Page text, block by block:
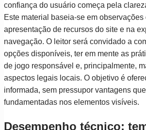
confiança do usuário começa pela
Este material baseia-se em observações
apresentação de recursos do site e na
navegação. O leitor será convidado a
opções disponíveis, ter em mente as
de jogo responsável e, principalmente,
aspectos legais locais. O objetivo é
informada, sem pressupor vantagens
fundamentadas nos elementos visíveis.
Desempenho técnico: